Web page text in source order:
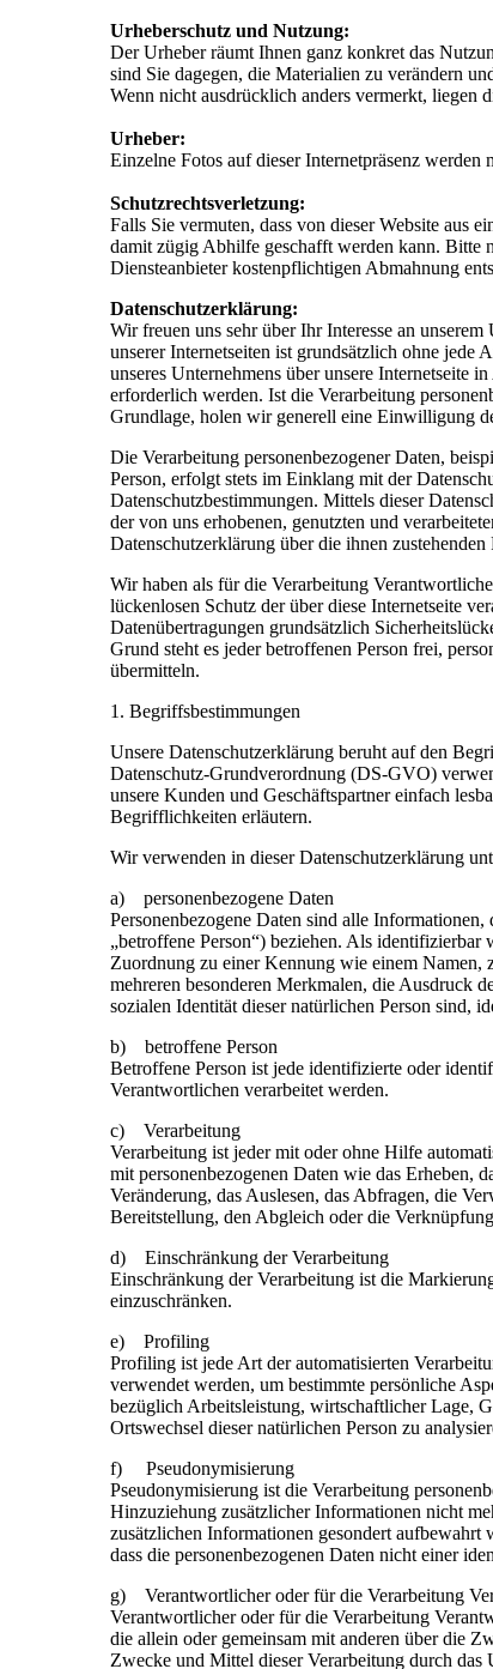
Urheberschutz und Nutzung:
Der Urheber räumt Ihnen ganz konkret das
sind Sie dagegen, die Materialien zu verändern
Wenn nicht ausdrücklich anders vermerkt, liegen
Urheber:
Einzelne Fotos auf dieser Internetpräsenz
Schutzrechtsverletzung:
Falls Sie vermuten, dass von dieser Website aus
damit zügig Abhilfe geschafft werden kann. Bitte
Diensteanbieter kostenpflichtigen Abmahnung
Datenschutzerklärung:
Wir freuen uns sehr über Ihr Interesse an
unserer Internetseiten ist grundsätzlich ohne jede
unseres Unternehmens über unsere Internetseite
erforderlich werden. Ist die Verarbeitung
Grundlage, holen wir generell eine Einwilligung
Die Verarbeitung personenbezogener Daten,
Person, erfolgt stets im Einklang mit der
Datenschutzbestimmungen. Mittels dieser
der von uns erhobenen, genutzten und
Datenschutzerklärung über die ihnen zustehenden
Wir haben als für die Verarbeitung
lückenlosen Schutz der über diese Internetseite
Datenübertragungen grundsätzlich
Grund steht es jeder betroffenen Person frei,
übermitteln.
1. Begriffsbestimmungen
Unsere Datenschutzerklärung beruht auf den
Datenschutz-Grundverordnung (DS-GVO)
unsere Kunden und Geschäftspartner einfach
Begrifflichkeiten erläutern.
Wir verwenden in dieser Datenschutzerklärung
a) personenbezogene Daten
Personenbezogene Daten sind alle
„betroffene Person“) beziehen. Als
Zuordnung zu einer Kennung wie einem Namen,
mehreren besonderen Merkmalen, die Ausdruck
sozialen Identität dieser natürlichen Person sind,
b) betroffene Person
Betroffene Person ist jede identifizierte oder
Verantwortlichen verarbeitet werden.
c) Verarbeitung
Verarbeitung ist jeder mit oder ohne Hilfe
mit personenbezogenen Daten wie das Erheben,
Veränderung, das Auslesen, das Abfragen, die
Bereitstellung, den Abgleich oder die
d) Einschränkung der Verarbeitung
Einschränkung der Verarbeitung ist die
einzuschränken.
e) Profiling
Profiling ist jede Art der automatisierten
verwendet werden, um bestimmte persönliche
bezüglich Arbeitsleistung, wirtschaftlicher Lage,
Ortswechsel dieser natürlichen Person zu
f) Pseudonymisierung
Pseudonymisierung ist die Verarbeitung
Hinzuziehung zusätzlicher Informationen nicht
zusätzlichen Informationen gesondert aufbewahrt
dass die personenbezogenen Daten nicht einer
g) Verantwortlicher oder für die Verarbeitung
Verantwortlicher oder für die Verarbeitung
die allein oder gemeinsam mit anderen über die
Zwecke und Mittel dieser Verarbeitung durch das